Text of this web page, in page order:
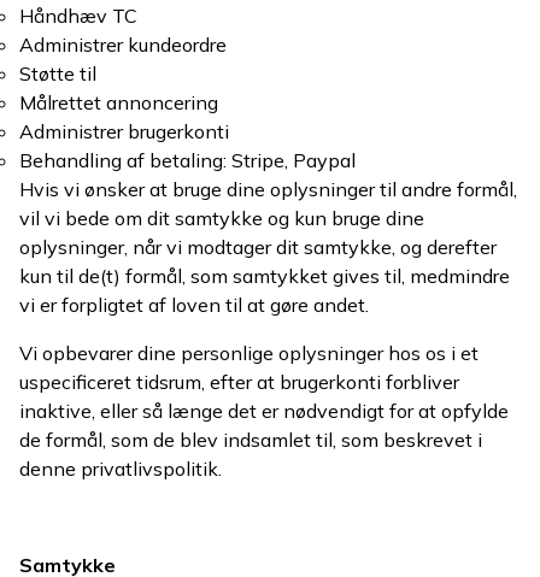
Håndhæv TC
Administrer kundeordre
Støtte til
Målrettet annoncering
Administrer brugerkonti
Behandling af betaling: Stripe, Paypal
Hvis vi ønsker at bruge dine oplysninger til andre formål,
vil vi bede om dit samtykke og kun bruge dine
oplysninger, når vi modtager dit samtykke, og derefter
kun til de(t) formål, som samtykket gives til, medmindre
vi er forpligtet af loven til at gøre andet.
Vi opbevarer dine personlige oplysninger hos os i et
uspecificeret tidsrum, efter at brugerkonti forbliver
inaktive, eller så længe det er nødvendigt for at opfylde
de formål, som de blev indsamlet til, som beskrevet i
denne privatlivspolitik.
Samtykke